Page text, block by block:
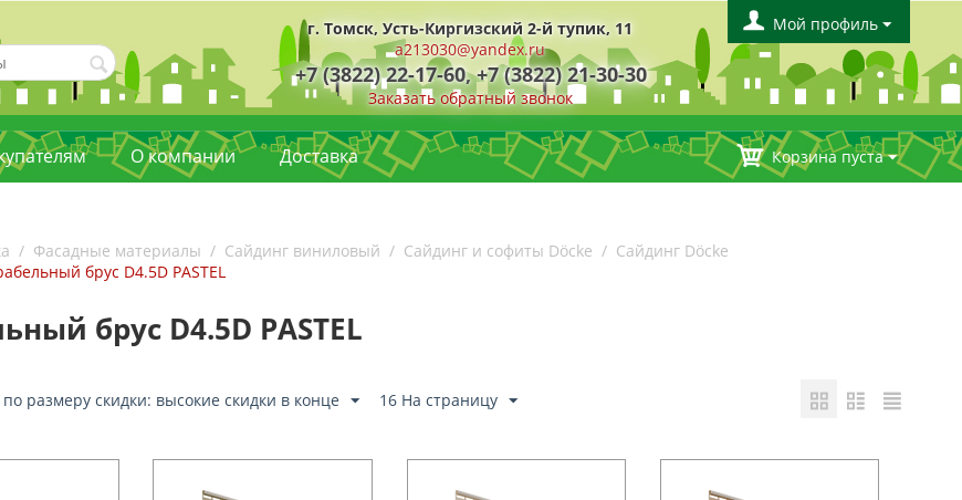
г. Томск, Усть-Киргизский 2-й тупик, 11
a213030@yandex.ru
+7 (3822) 22-17-60, +7 (3822) 21-30-30
Заказать обратный звонок
Мой профиль
О компании Доставка Корзина пуста
/ Фасадные материалы / Сайдинг виниловый / Сайдинг и софиты Döcke / Сайдинг Döcke
брус D4.5D PASTEL
брус D4.5D PASTEL
размеру скидки: высокие скидки в конце 16 На страницу